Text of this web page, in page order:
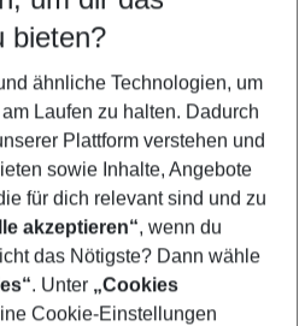
5-8 Nächte
anzeigen
bieten?
ähnliche Technologien, um
Laufen zu halten. Dadurch
Plattform verstehen und
sowie Inhalte, Angebote
für dich relevant sind und zu
akzeptieren“, wenn du
das Nötigste? Dann wähle
. Unter „Cookies
Cookie-Einstellungen